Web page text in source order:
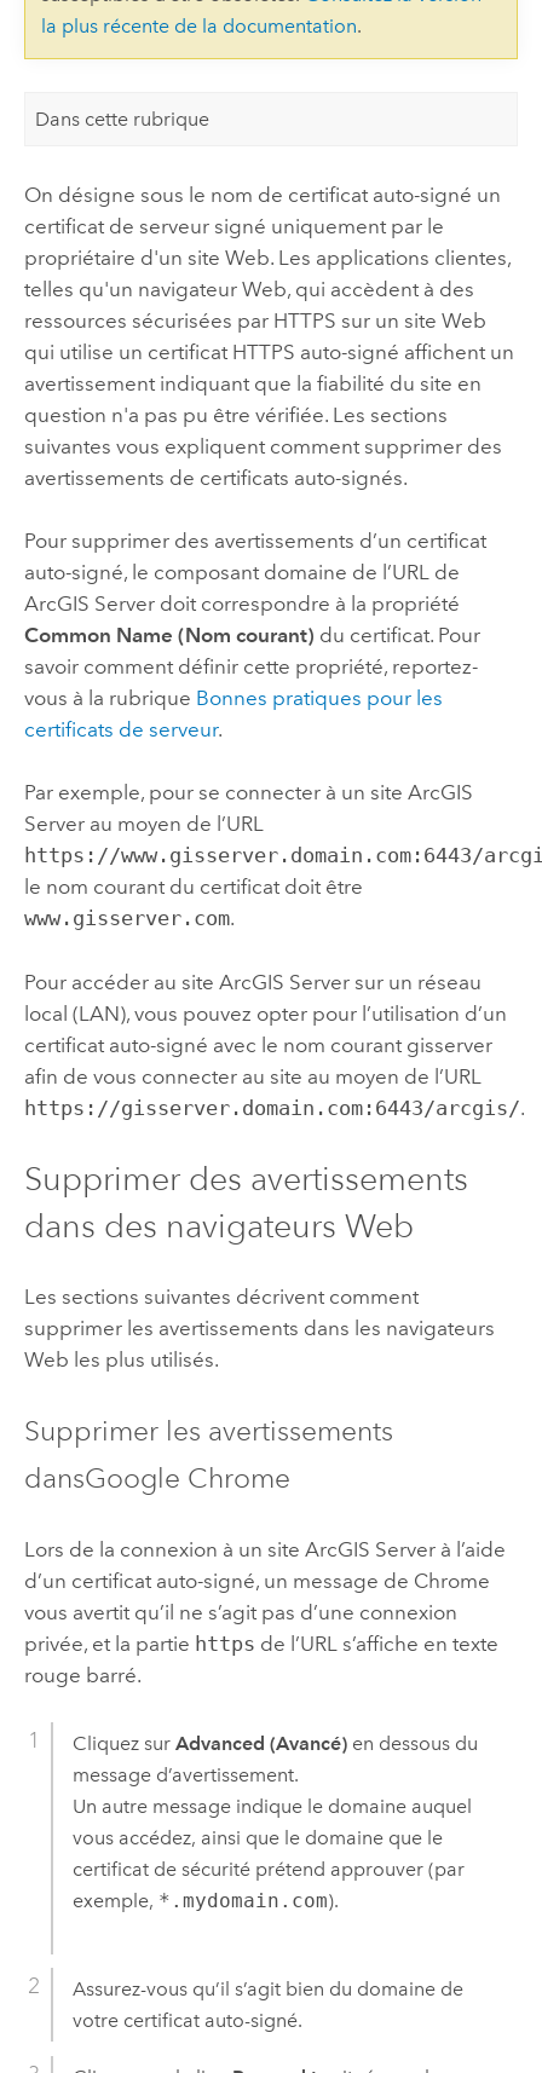
la plus récente de la documentation.
Dans cette rubrique
On désigne sous le nom de certificat auto-signé un
certificat de serveur signé uniquement par le
propriétaire d'un site Web. Les applications clientes,
telles qu'un navigateur Web, qui accèdent à des
ressources sécurisées par HTTPS sur un site Web
qui utilise un certificat HTTPS auto-signé affichent un
avertissement indiquant que la fiabilité du site en
question n'a pas pu être vérifiée. Les sections
suivantes vous expliquent comment supprimer des
avertissements de certificats auto-signés.
Pour supprimer des avertissements d’un certificat
auto-signé, le composant domaine de l’URL de
ArcGIS Serverdoit correspondre à la propriété
Common Name (Nom courant) du certificat. Pour
savoir comment définir cette propriété, reportez-
vous à la rubrique Bonnes pratiques pour les
certificats de serveur.
Par exemple, pour se connecter à un site ArcGIS
Serverau moyen de l’URL
https://www.gisserver.domain.com:6443/
le nom courant du certificat doit être
www.gisserver.com.
Pour accéder au site ArcGIS Serversur un réseau
local (LAN), vous pouvez opter pour l’utilisation d’un
certificat auto-signé avec le nom courant gisserver
afin de vous connecter au site au moyen de l’URL
https://gisserver.domain.com:6443/arcgis/.
Supprimer des avertissements
dans des navigateurs Web
Les sections suivantes décrivent comment
supprimer les avertissements dans les navigateurs
Web les plus utilisés.
Supprimer les avertissements
dansGoogle Chrome
Lors de la connexion à un site ArcGIS Serverà l’aide
d’un certificat auto-signé, un message de Chrome
vous avertit qu’il ne s’agit pas d’une connexion
privée, et la partie https de l’URL s’affiche en texte
rouge barré.
Cliquez sur Advanced (Avancé)en dessous du
message d’avertissement.
Un autre message indique le domaine auquel
vous accédez, ainsi que le domaine que le
certificat de sécurité prétend approuver (par
exemple, *.mydomain.com).
Assurez-vous qu’il s’agit bien du domaine de
votre certificat auto-signé.